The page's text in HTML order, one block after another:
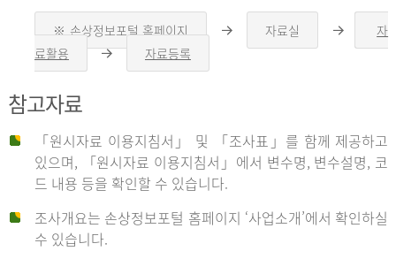
청
자
신
청
자
는
1.
자
※ 손상정보포털 홈페이지
른
자료실
른
자
료활용
른
자료등록
참고자료
「원시자료 이용지침서」 및 「조사표」를 함께 제공하고
있으며, 「원시자료 이용지침서」에서 변수명, 변수설명, 코
드 내용 등을 확인할 수 있습니다.
조사개요는 손상정보포털 홈페이지 ‘사업소개’에서 확인하실
수 있습니다.